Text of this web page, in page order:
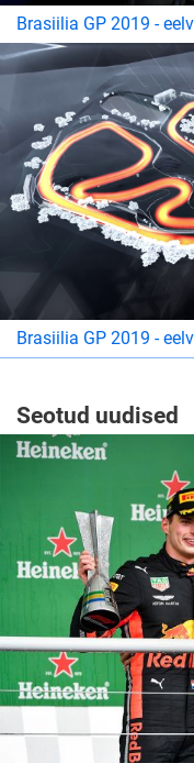
Brasiilia GP 2019 -
Brasiilia GP 2019 -
Seotud uudised